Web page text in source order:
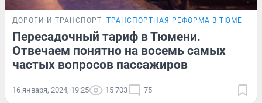
ДОРОГИ И ТРАНСПОРТ ТРАНСПОРТНАЯ РЕФОРМА В ТЮМЕНИ
Пересадочный тариф в Тюмени.
Отвечаем понятно на восемь самых
частых вопросов пассажиров
16 января, 2024, 19:25 15 703 75